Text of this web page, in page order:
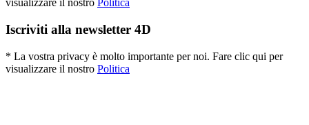
visualizzare il nostro Politica
Iscriviti alla newsletter 4D
* La vostra privacy è molto importante per noi. Fare clic qui per
visualizzare il nostro Politica